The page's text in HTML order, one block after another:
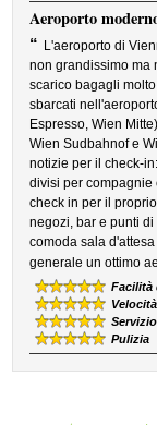
Aeroporto
“ L'aeroporto di
non grandissimo ma
scarico bagagli
sbarcati
Espresso, Wien
Wien Sudbahnof e
notizie per il check-
divisi per compagnie
check in per il
negozi, bar e punti
comoda sala
generale un ottimo
Facilità
Servizio
Pulizia